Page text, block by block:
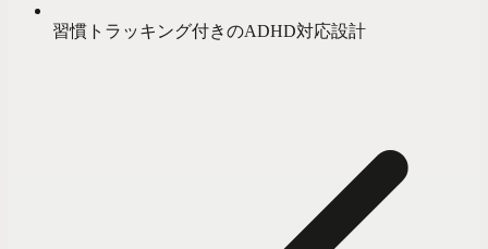
習慣トラッキング付きのADHD対応設計